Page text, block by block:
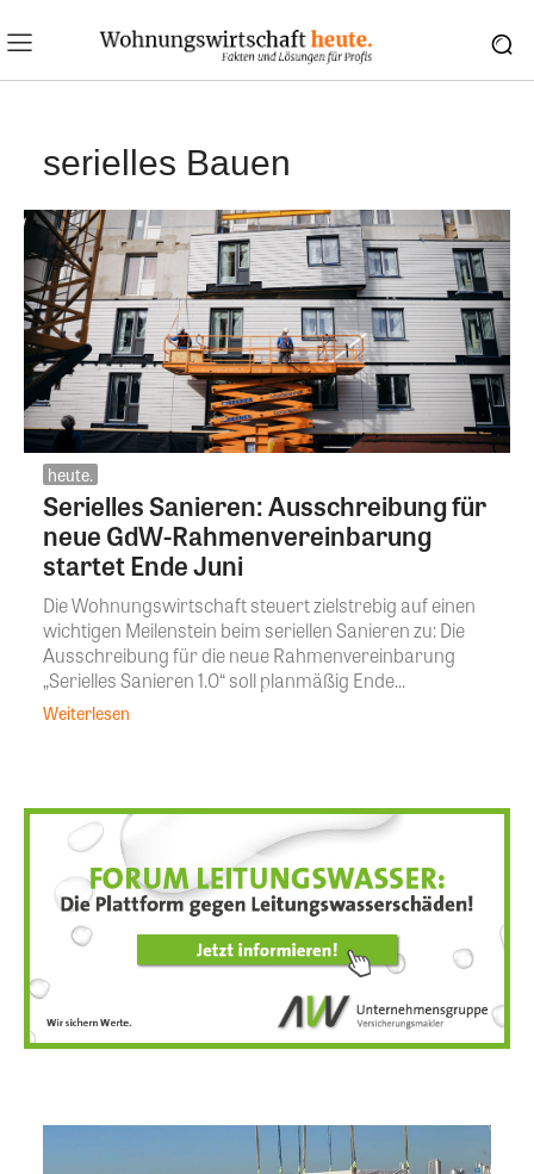
serielles Bauen
heute.
Serielles Sanieren: Ausschreibung für
neue GdW-Rahmenvereinbarung
startet Ende Juni
Die Wohnungswirtschaft steuert zielstrebig auf einen
wichtigen Meilenstein beim seriellen Sanieren zu: Die
Ausschreibung für die neue Rahmenvereinbarung
„Serielles Sanieren 1.0“ soll planmäßig Ende...
Weiterlesen